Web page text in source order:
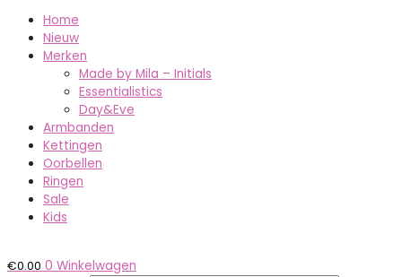
Home
Nieuw
Merken
Made by Mila – Initials
Essentialistics
Day&Eve
Armbanden
Kettingen
Oorbellen
Ringen
Sale
Kids
€0.00 0 Winkelwagen